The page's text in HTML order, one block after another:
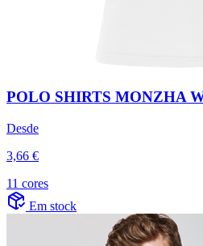
POLO SHIRTS MONZHA
Desde
3,66 €
11 cores
Em stock